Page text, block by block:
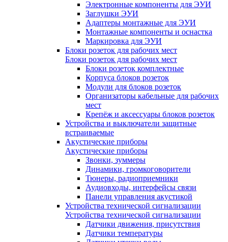
Электронные компоненты для ЭУИ
Заглушки ЭУИ
Адаптеры монтажные для ЭУИ
Монтажные компоненты и оснастка
Маркировка для ЭУИ
Блоки розеток для рабочих мест
Блоки розеток для рабочих мест
Блоки розеток комплектные
Корпуса блоков розеток
Модули для блоков розеток
Организаторы кабельные для рабочих
мест
Крепёж и аксессуары блоков розеток
Устройства и выключатели защитные
встраиваемые
Акустические приборы
Акустические приборы
Звонки, зуммеры
Динамики, громкоговорители
Тюнеры, радиоприемники
Аудиовходы, интерфейсы связи
Панели управления акустикой
Устройства технической сигнализации
Устройства технической сигнализации
Датчики движения, присутствия
Датчики температуры